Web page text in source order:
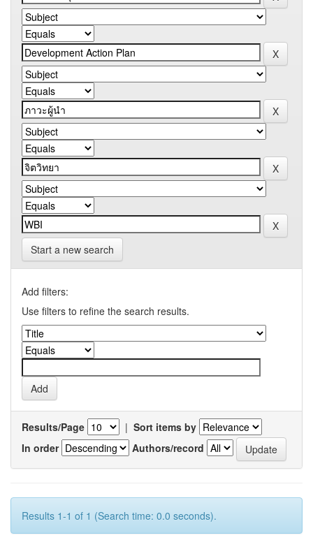
Start a new search
Add filters:
Use filters to refine the search results.
Results/Page | Sort items by
In order
Authors/record
Results 1-1 of 1 (Search time: 0.0 seconds).